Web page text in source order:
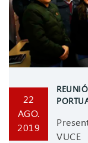
22
AGO.
2019